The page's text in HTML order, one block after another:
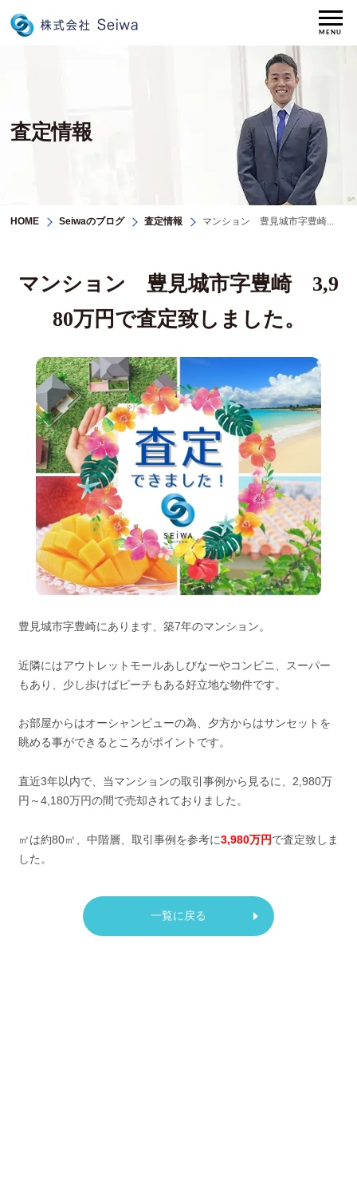
MENU
査定情報
HOME Seiwaのブログ 査定情報 マンション 豊見城市字豊崎...
マンション 豊見城市字豊崎 3,9
80万円で査定致しました。
豊見城市字豊崎にあります、築7年のマンション。
近隣にはアウトレットモールあしびなーやコンビニ、スーパー
もあり、少し歩けばビーチもある好立地な物件です。
お部屋からはオーシャンビューの為、夕方からはサンセットを
眺める事ができるところがポイントです。
直近3年以内で、当マンションの取引事例から見るに、2,980万
円～4,180万円の間で売却されておりました。
㎡は約80㎡、中階層、取引事例を参考に3,980万円で査定致しま
した。
一覧に戻る